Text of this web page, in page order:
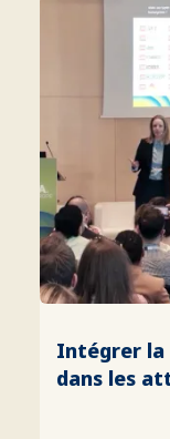
Intégrer
dans les